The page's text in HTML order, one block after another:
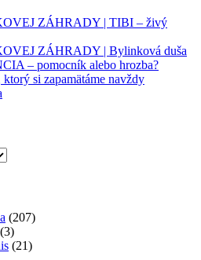
ZÁHRADY | TIBI – živý
ZÁHRADY | Bylinková duša
– pomocník alebo hrozba?
si zapamätáme navždy
(207)
(3)
(21)